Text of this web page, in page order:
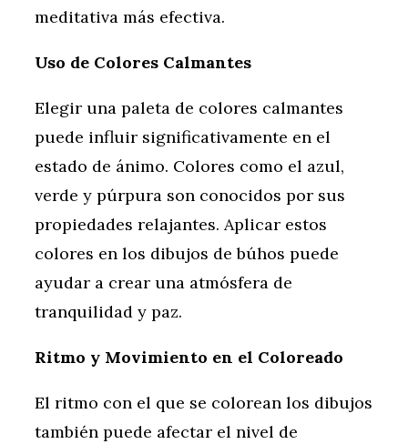
meditativa más efectiva.
Uso de Colores Calmantes
Elegir una paleta de colores calmantes
puede influir significativamente en el
estado de ánimo. Colores como el azul,
verde y púrpura son conocidos por sus
propiedades relajantes. Aplicar estos
colores en los dibujos de búhos puede
ayudar a crear una atmósfera de
tranquilidad y paz.
Ritmo y Movimiento en el Coloreado
El ritmo con el que se colorean los dibujos
también puede afectar el nivel de